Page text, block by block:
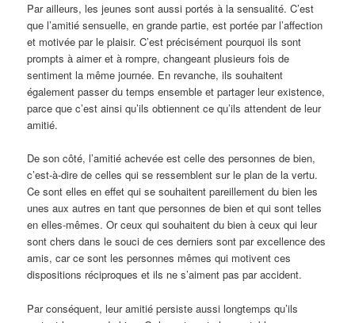
Par ailleurs, les jeunes sont aussi portés à la sensualité. C’est
que l’amitié sensuelle, en grande partie, est portée par l’affection
et motivée par le plaisir. C’est précisément pourquoi ils sont
prompts à aimer et à rompre, changeant plusieurs fois de
sentiment la même journée. En revanche, ils souhaitent
également passer du temps ensemble et partager leur existence,
parce que c’est ainsi qu’ils obtiennent ce qu’ils attendent de leur
amitié.
De son côté, l’amitié achevée est celle des personnes de bien,
c’est-à-dire de celles qui se ressemblent sur le plan de la vertu.
Ce sont elles en effet qui se souhaitent pareillement du bien les
unes aux autres en tant que personnes de bien et qui sont telles
en elles-mêmes. Or ceux qui souhaitent du bien à ceux qui leur
sont chers dans le souci de ces derniers sont par excellence des
amis, car ce sont les personnes mêmes qui motivent ces
dispositions réciproques et ils ne s’aiment pas par accident.
Par conséquent, leur amitié persiste aussi longtemps qu’ils